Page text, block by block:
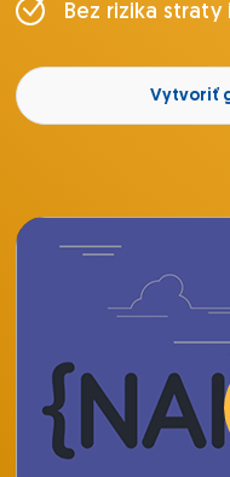
Bez rizika straty
Vytvoriť